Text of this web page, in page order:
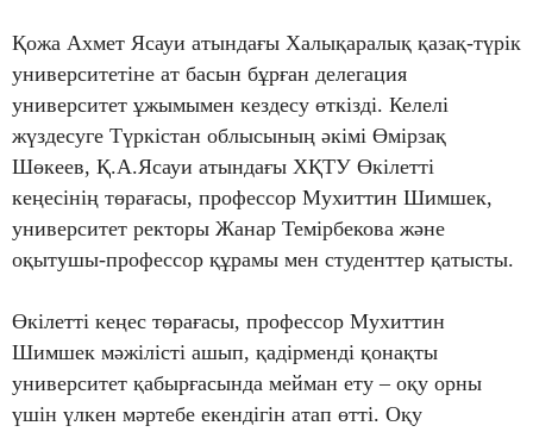
Қожа Ахмет Ясауи атындағы Халықаралық қазақ-түрік
университетіне ат басын бұрған делегация
университет ұжымымен кездесу өткізді. Келелі
жүздесуге Түркістан облысының әкімі Өмірзақ
Шөкеев, Қ.А.Ясауи атындағы ХҚТУ Өкілетті
кеңесінің төрағасы, профессор Мухиттин Шимшек,
университет ректоры Жанар Темірбекова және
оқытушы-профессор құрамы мен студенттер қатысты.
Өкілетті кеңес төрағасы, профессор Мухиттин
Шимшек мәжілісті ашып, қадірменді қонақты
университет қабырғасында мейман ету – оқу орны
үшін үлкен мәртебе екендігін атап өтті. Оқу